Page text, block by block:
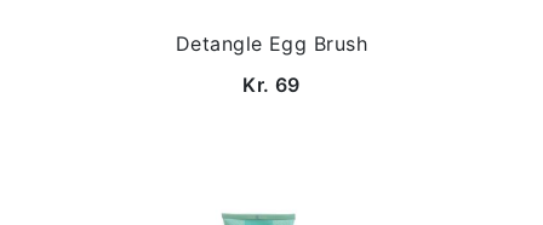
Detangle Egg Brush
Kr. 69